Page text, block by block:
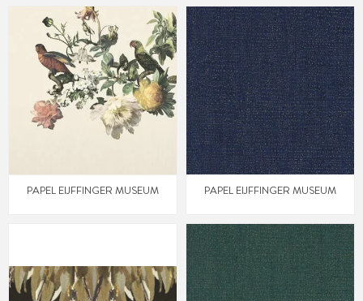
PAPEL EIJFFINGER MUSEUM PAPEL EIJFFINGER MUSEUM